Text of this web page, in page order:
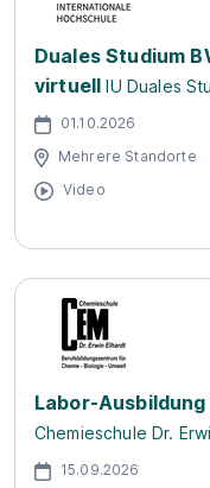
Duales Studium
virtuell IU Duales
01.10.2026
Mehrere Standorte
Video
Labor-
Chemieschule Dr.
15.09.2026